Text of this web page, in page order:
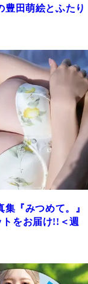
豊田萌絵とふたり
集『みつめて。』
をお届け!!＜週